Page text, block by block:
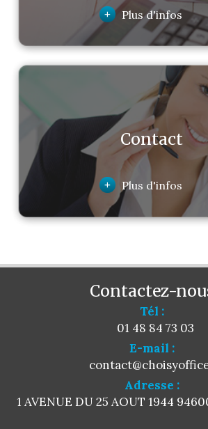
+ Plus d'infos
Contact
+ Plus d'infos
Contactez-
Tél :
01 48 84 73 03
E-mail :
Adresse :
1 AVENUE DU 25 AOUT 1944